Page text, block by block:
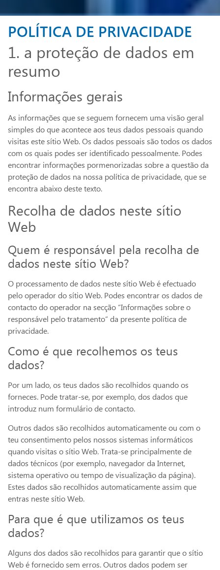
POLÍTICA DE PRIVACIDADE
1. a proteção de dados em
resumo
Informações gerais
As informações que se seguem fornecem uma visão geral
simples do que acontece aos teus dados pessoais quando
visitas este sítio Web. Os dados pessoais são todos os dados
com os quais podes ser identificado pessoalmente. Podes
encontrar informações pormenorizadas sobre a questão da
proteção de dados na nossa política de privacidade, que se
encontra abaixo deste texto.
Recolha de dados neste sítio
Web
Quem é responsável pela recolha de
dados neste sítio Web?
O processamento de dados neste sítio Web é efectuado
pelo operador do sítio Web. Podes encontrar os dados de
contacto do operador na secção “Informações sobre o
responsável pelo tratamento” da presente política de
privacidade.
Como é que recolhemos os teus
dados?
Por um lado, os teus dados são recolhidos quando os
forneces. Pode tratar-se, por exemplo, dos dados que
introduz num formulário de contacto.
Outros dados são recolhidos automaticamente ou com o
teu consentimento pelos nossos sistemas informáticos
quando visitas o sítio Web. Trata-se principalmente de
dados técnicos (por exemplo, navegador da Internet,
sistema operativo ou tempo de visualização da página).
Estes dados são recolhidos automaticamente assim que
entras neste sítio Web.
Para que é que utilizamos os teus
dados?
Alguns dos dados são recolhidos para garantir que o sítio
Web é fornecido sem erros. Outros dados podem ser